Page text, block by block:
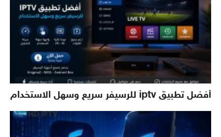
أفضل تطبيق iptv للرسيفر سريع وسهل الاستخدام